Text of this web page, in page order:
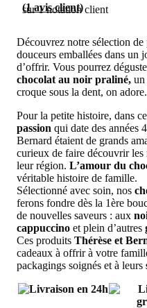
sur1notation client
(1avis client)
Découvrez notre sélection
douceurs emballées dans un
d’offrir. Vous pourrez
chocolat au noir praliné, un
croque sous la dent, on adore.
Pour la petite histoire, dans
passion qui date des années
Bernard étaient de grands
curieux de faire découvrir les
leur région. L’amour du
véritable histoire de famille.
Sélectionné avec soin, nos
ferons fondre dès la 1ère
de nouvelles saveurs : aux
cappuccino et plein d’autres
Ces produits Thérèse et
cadeaux à offrir à votre
packagings soignés et à leurs